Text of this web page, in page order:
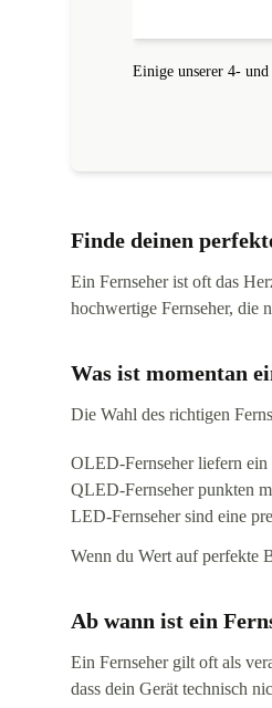
Einige unserer 4-
Finde deinen
Ein Fernseher ist oft das
hochwertige Fernseher, die
Was ist momentan
Die Wahl des richtigen
OLED-Fernseher liefern ein
QLED-Fernseher punkten
LED-Fernseher sind eine
Wenn du Wert auf perfekte
Ab wann ist ein
Ein Fernseher gilt oft als
dass dein Gerät technisch